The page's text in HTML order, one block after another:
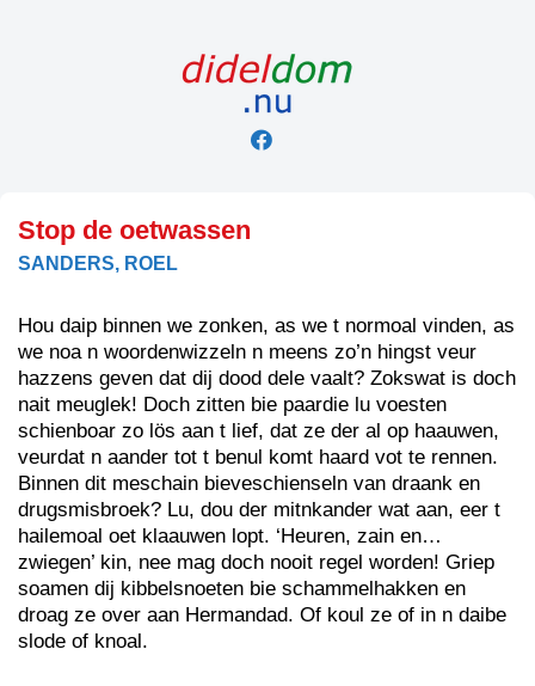
Stop de oetwassen
SANDERS, ROEL
Hou daip binnen we zonken, as we t normoal vinden, as
we noa n woordenwizzeln n meens zo’n hingst veur
hazzens geven dat dij dood dele vaalt? Zokswat is doch
nait meuglek! Doch zitten bie paardie lu voesten
schienboar zo lös aan t lief, dat ze der al op haauwen,
veurdat n aander tot t benul komt haard vot te rennen.
Binnen dit meschain bieveschienseln van draank en
drugsmisbroek? Lu, dou der mitnkander wat aan, eer t
hailemoal oet klaauwen lopt. ‘Heuren, zain en…
zwiegen’ kin, nee mag doch nooit regel worden! Griep
soamen dij kibbelsnoeten bie schammelhakken en
droag ze over aan Hermandad. Of koul ze of in n daibe
slode of knoal.